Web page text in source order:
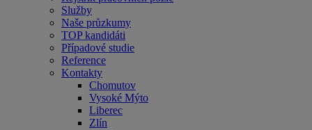
Služby
Naše průzkumy
TOP kandidáti
Případové studie
Reference
Kontakty
Chomutov
Vysoké Mýto
Liberec
Zlín